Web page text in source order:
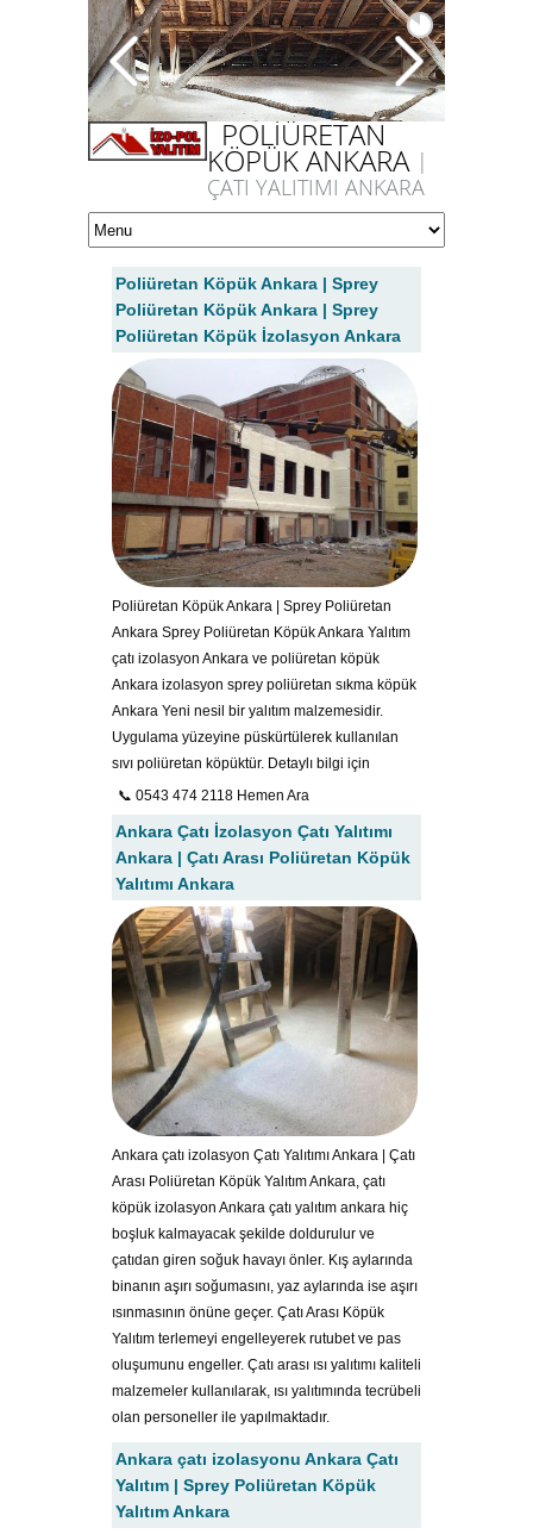
POLİÜRETAN
KÖPÜK ANKARA |
ÇATI YALITIMI ANKARA
Poliüretan Köpük Ankara | Sprey
Poliüretan Köpük Ankara | Sprey
Poliüretan Köpük İzolasyon Ankara
Poliüretan Köpük Ankara | Sprey Poliüretan
Ankara Sprey Poliüretan Köpük Ankara Yalıtım
çatı izolasyon Ankara ve poliüretan köpük
Ankara izolasyon sprey poliüretan sıkma köpük
Ankara Yeni nesil bir yalıtım malzemesidir.
Uygulama yüzeyine püskürtülerek kullanılan
sıvı poliüretan köpüktür. Detaylı bilgi için
📞 0543 474 2118 Hemen Ara
Ankara Çatı İzolasyon Çatı Yalıtımı
Ankara | Çatı Arası Poliüretan Köpük
Yalıtımı Ankara
Ankara çatı izolasyon Çatı Yalıtımı Ankara | Çatı
Arası Poliüretan Köpük Yalıtım Ankara, çatı
köpük izolasyon Ankara çatı yalıtım ankara hiç
boşluk kalmayacak şekilde doldurulur ve
çatıdan giren soğuk havayı önler. Kış aylarında
binanın aşırı soğumasını, yaz aylarında ise aşırı
ısınmasının önüne geçer. Çatı Arası Köpük
Yalıtım terlemeyi engelleyerek rutubet ve pas
oluşumunu engeller. Çatı arası ısı yalıtımı kaliteli
malzemeler kullanılarak, ısı yalıtımında tecrübeli
olan personeller ile yapılmaktadır.
Ankara çatı izolasyonu Ankara Çatı
Yalıtım | Sprey Poliüretan Köpük
Yalıtım Ankara